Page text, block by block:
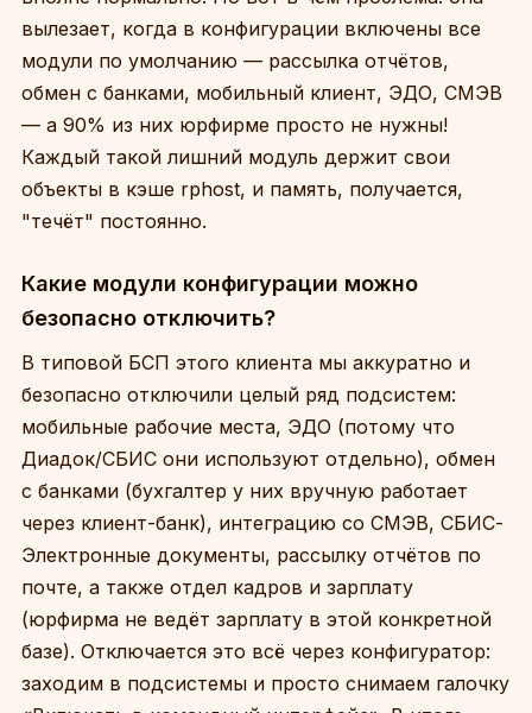
вылезает, когда в конфигурации включены все
модули по умолчанию — рассылка отчётов,
обмен с банками, мобильный клиент, ЭДО, СМЭВ
— а 90% из них юрфирме просто не нужны!
Каждый такой лишний модуль держит свои
объекты в кэше rphost, и память, получается,
"течёт" постоянно.
Какие модули конфигурации можно
безопасно отключить?
В типовой БСП этого клиента мы аккуратно и
безопасно отключили целый ряд подсистем:
мобильные рабочие места, ЭДО (потому что
Диадок/СБИС они используют отдельно), обмен
с банками (бухгалтер у них вручную работает
через клиент-банк), интеграцию со СМЭВ, СБИС-
Электронные документы, рассылку отчётов по
почте, а также отдел кадров и зарплату
(юрфирма не ведёт зарплату в этой конкретной
базе). Отключается это всё через конфигуратор:
заходим в подсистемы и просто снимаем галочку